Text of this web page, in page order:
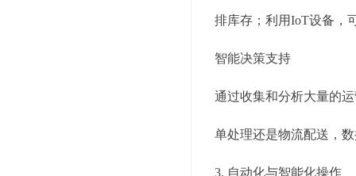
排库存；利用IoT设备，
智能决策支持
通过收集和分析大量的
单处理还是物流配送，
3. 自动化与智能化操作